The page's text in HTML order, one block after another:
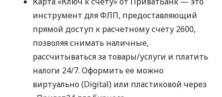
инструмент для ФЛП, предоставляющий
прямой доступ к расчетному счету 2600,
позволяя снимать наличные,
рассчитываться за товары/услуги и платить
налоги 24/7. Оформить ее можно
виртуально (Digital) или пластиковой через